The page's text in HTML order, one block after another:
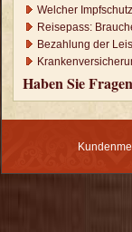
Welcher
Reisepass:
Bezahlung der
Haben Sie